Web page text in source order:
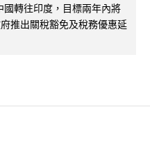
轉往印度，目標兩年內將
推出關稅豁免及稅務優惠延